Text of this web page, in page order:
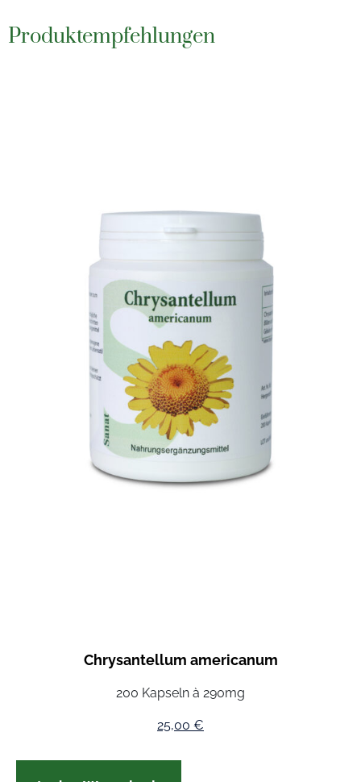
Produktempfehlungen
Chrysantellum americanum
200 Kapseln à 290mg
25,00 €